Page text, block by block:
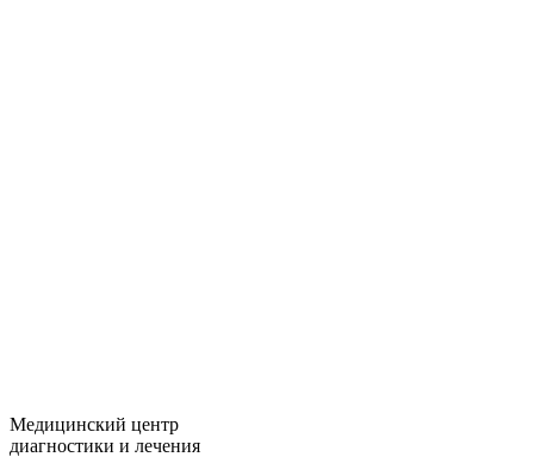
Медицинский центр
диагностики и лечения